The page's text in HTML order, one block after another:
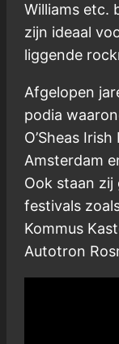
Williams etc.
zijn ideaal
liggende
Afgelopen
podia
O’Sheas
Amsterdam
Ook staan zij
festivals
Kommus
Autotron